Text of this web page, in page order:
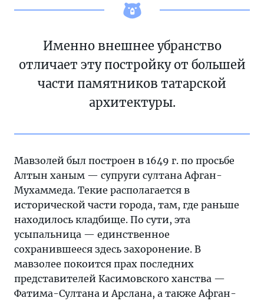
Именно внешнее убранство
отличает эту постройку от большей
части памятников татарской
архитектуры.
Мавзолей был построен в 1649 г. по просьбе
Алтын ханым — супруги султана Афган-
Мухаммеда. Текие располагается в
исторической части города, там, где раньше
находилось кладбище. По сути, эта
усыпальница — единственное
сохранившееся здесь захоронение. В
мавзолее покоится прах последних
представителей Касимовского ханства —
Фатима-Султана и Арслана, а также Афган-